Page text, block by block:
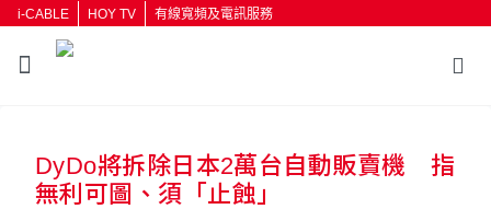
i-CABLE HOY TV 有線寬頻及電訊服務
按輸入鍵開始搜尋
DyDo將拆除日本2萬台自動販賣機 指
無利可圖、須「止蝕」